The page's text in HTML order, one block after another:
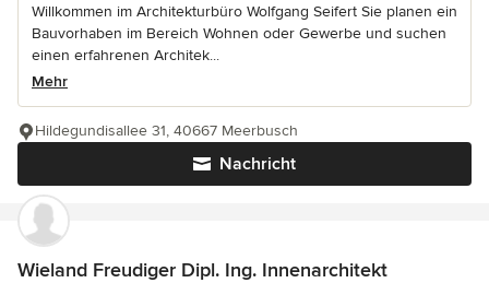
Willkommen im Architekturbüro Wolfgang Seifert Sie planen ein
Bauvorhaben im Bereich Wohnen oder Gewerbe und suchen
einen erfahrenen Architek...
Mehr
Nachricht
Hildegundisallee 31, 40667 Meerbusch
Wieland Freudiger Dipl. Ing. Innenarchitekt